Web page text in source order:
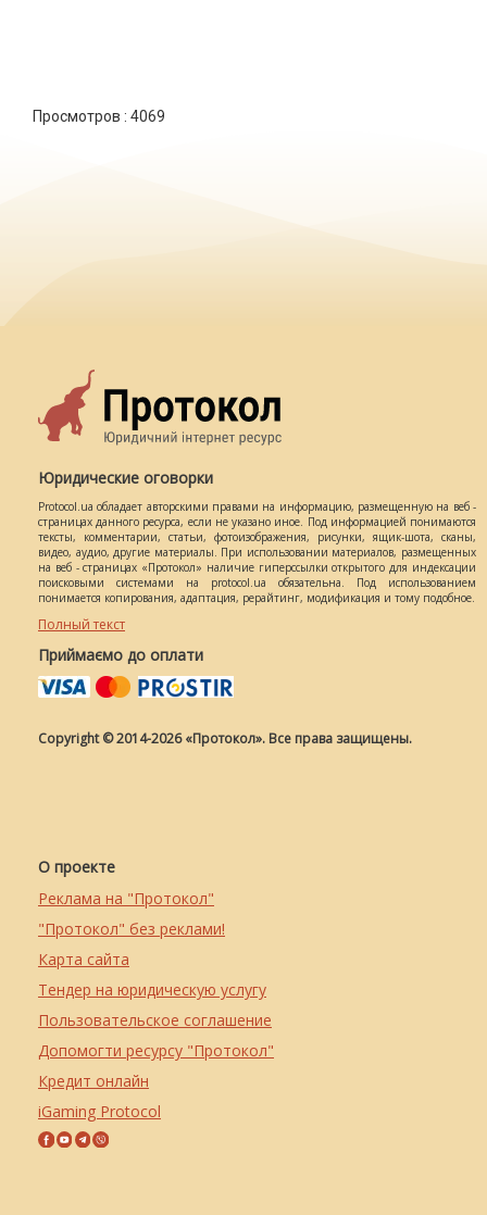
Просмотров : 4069
Юридические оговорки
Protocol.ua обладает авторскими правами на информацию, размещенную на веб -
страницах данного ресурса, если не указано иное. Под информацией понимаются
тексты, комментарии, статьи, фотоизображения, рисунки, ящик-шота, сканы,
видео, аудио, другие материалы. При использовании материалов, размещенных
на веб - страницах «Протокол» наличие гиперссылки открытого для индексации
поисковыми системами на protocol.ua обязательна. Под использованием
понимается копирования, адаптация, рерайтинг, модификация и тому подобное.
Полный текст
Приймаємо до оплати
Copyright © 2014-2026 «Протокол». Все права защищены.
О проекте
Реклама на "Протокол"
"Протокол" без реклами!
Карта сайта
Тендер на юридическую услугу
Пользовательское соглашение
Допомогти ресурсу "Протокол"
Кредит онлайн
iGaming Protocol